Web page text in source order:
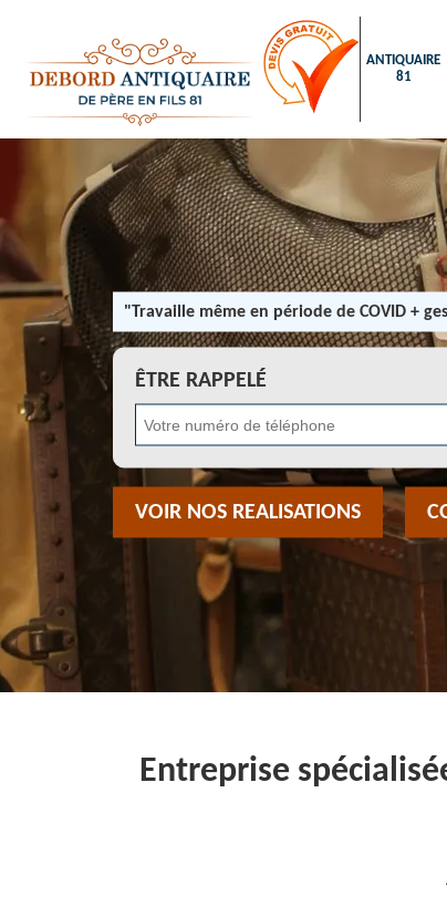
ANTIQUAIRE
81
"Travaille même en période de COVID +
ÊTRE RAPPELÉ
VOIR NOS REALISATIONS
Entreprise